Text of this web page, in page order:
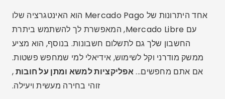
אחד היתרונות של Mercado Pago הוא האינטגרציה שלו
עם Mercado Libre, המאפשרת לך להשתמש ביתרת
החשבון שלך גם לתשלום חשבונות. בנוסף, הוא מציע
ממשק מודרני וקל לשימוש, אידיאלי למי שמחפש פשטות.
אם אתם מחפשים...אפליקציות למשא ומתן על חובות,
זוהי בחירה מעשית ויעילה.